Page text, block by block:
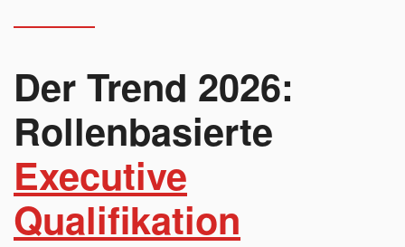
Der Trend 2026:
Rollenbasierte
Executive
Qualifikation